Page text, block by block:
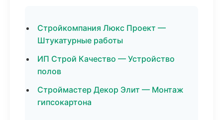
Стройкомпания Люкс Проект —
Штукатурные работы
ИП Строй Качество — Устройство
полов
Строймастер Декор Элит — Монтаж
гипсокартона